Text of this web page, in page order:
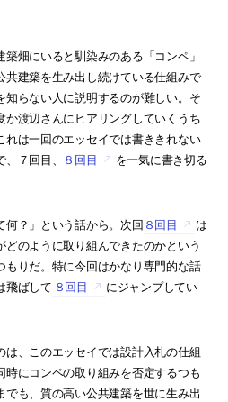
畑にいると馴染みのある「コンペ」
建築を生み出し続けている仕組みで
らない人に説明するのが難しい。そ
渡辺さんにヒアリングしていくうち
は一回のエッセイでは書ききれない
７回目、
８回目
を一気に書き切る
何？」という話から。次回 ８回目
は
のように取り組んできたのかという
りだ。特に今回はかなり専門的な話
飛ばして ８回目
にジャンプしてい
、このエッセイでは設計入札の仕組
にコンペの取り組みを否定するつも
も、質の高い公共建築を世に生み出